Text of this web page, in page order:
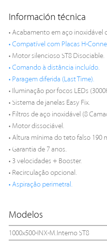
Información técnica
• Acabamento em aço inoxidável
• Compatível com Placas H-
• Motor silencioso ST8 Disociable.
• Comando à distância incluído.
• Paragem diferida (Last Time).
• Iluminação por focos LEDs
• Sistema de janelas Easy Fix.
• Filtros de aço inoxidável (8
• Motor dissociável.
• Altura mínima do teto falso 190
• Garantia de 7 anos.
• 3 velocidades + Booster.
• Recirculação opcional.
• Aspiração perimetral.
Modelos
1000x500-INX-M.Interno ST8